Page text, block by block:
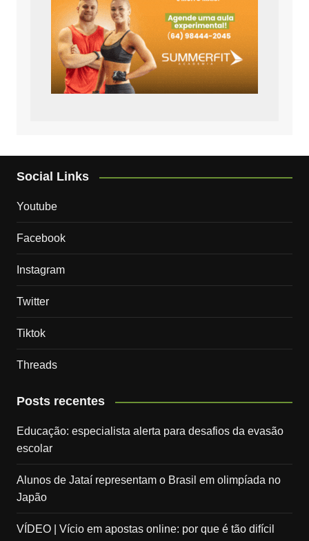
Social Links
Youtube
Facebook
Instagram
Twitter
Tiktok
Threads
Posts recentes
Educação: especialista alerta para desafios da evasão
escolar
Alunos de Jataí representam o Brasil em olimpíada no
Japão
VÍDEO | Vício em apostas online: por que é tão difícil